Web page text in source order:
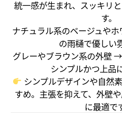
統一感が生まれ、スッキリ
す。
ナチュラル系のベージュや
の雨樋で優しい
グレーやブラウン系の外壁 →
シンプルかつ上品
シンプルデザインや自然
すめ。主張を抑えて、外壁
に最適で